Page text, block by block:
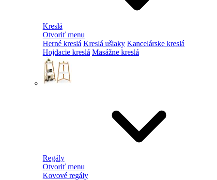
Kreslá
Otvoriť menu
Herné kreslá Kreslá ušiaky Kancelárske kreslá
Hojdacie kreslá Masážne kreslá
Regály
Otvoriť menu
Kovové regály